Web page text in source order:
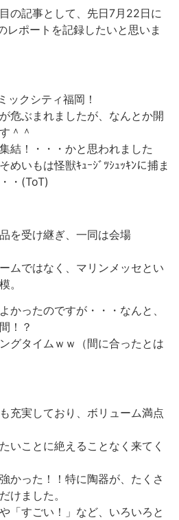
の記事として、先日7月22日に
ポートを記録したいと思いま
ックシティ福岡！
危ぶまれましたが、なんとか開
＾＾
結！・・・かと思われました
めいもは怪獣ｷｭｰｼﾞﾂｼｭｯｷﾝに捕ま
・(ToT)
を受け継ぎ、一同は会場
ムではなく、マリンメッセとい
。
かったのですが・・・なんと、
！？
グタイムｗｗ（間に合ったとは
充実しており、ボリューム満点
いことに絶えることなく来てく
かった！！特に陶器が、たくさ
けました。
「すごい！」など、いろいろと